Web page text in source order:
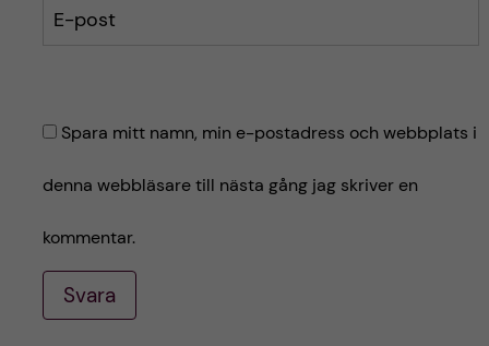
E-post
Spara mitt namn, min e-postadress och webbplats i
denna webbläsare till nästa gång jag skriver en
kommentar.
Svara